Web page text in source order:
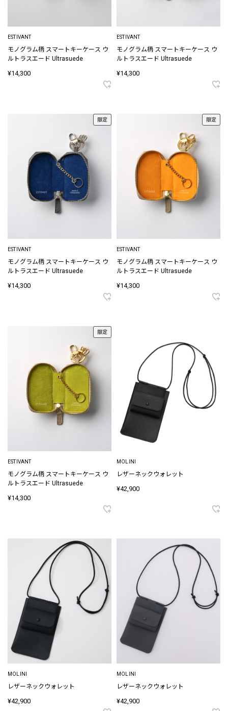
ESTIVANT
モノグラム柄 スマートキーケース ウ
ルトラスエード Ultrasuede
¥14,300
ESTIVANT
モノグラム柄 スマートキーケース ウ
ルトラスエード Ultrasuede
¥14,300
限定
ESTIVANT
モノグラム柄 スマートキーケース ウ
ルトラスエード Ultrasuede
¥14,300
限定
ESTIVANT
モノグラム柄 スマートキーケース ウ
ルトラスエード Ultrasuede
¥14,300
限定
ESTIVANT
モノグラム柄 スマートキーケース ウ
ルトラスエード Ultrasuede
¥14,300
MOLINI
レザーネックウォレット
¥42,900
MOLINI
レザーネックウォレット
¥42,900
MOLINI
レザーネックウォレット
¥42,900